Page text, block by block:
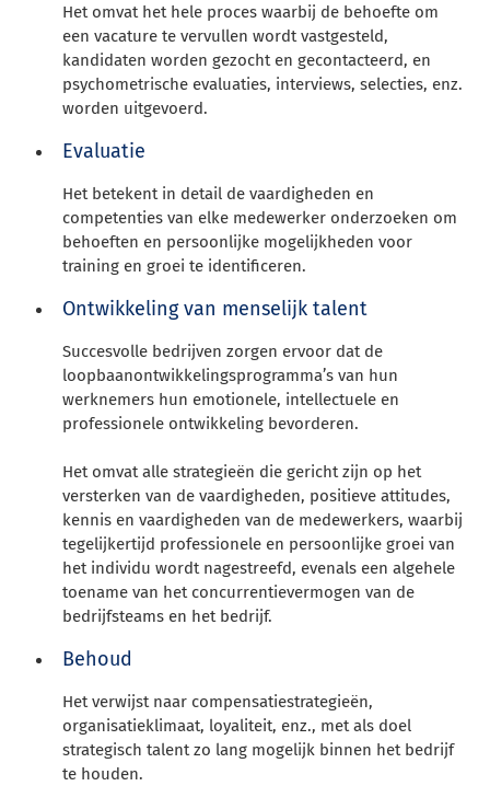
Het omvat het hele proces waarbij de behoefte om
een vacature te vervullen wordt vastgesteld,
kandidaten worden gezocht en gecontacteerd, en
psychometrische evaluaties, interviews, selecties, enz.
worden uitgevoerd.
Evaluatie
Het betekent in detail de vaardigheden en
competenties van elke medewerker onderzoeken om
behoeften en persoonlijke mogelijkheden voor
training en groei te identificeren.
Ontwikkeling van menselijk talent
Succesvolle bedrijven zorgen ervoor dat de
loopbaanontwikkelingsprogramma’s van hun
werknemers hun emotionele, intellectuele en
professionele ontwikkeling bevorderen.
Het omvat alle strategieën die gericht zijn op het
versterken van de vaardigheden, positieve attitudes,
kennis en vaardigheden van de medewerkers, waarbij
tegelijkertijd professionele en persoonlijke groei van
het individu wordt nagestreefd, evenals een algehele
toename van het concurrentievermogen van de
bedrijfsteams en het bedrijf.
Behoud
Het verwijst naar compensatiestrategieën,
organisatieklimaat, loyaliteit, enz., met als doel
strategisch talent zo lang mogelijk binnen het bedrijf
te houden.